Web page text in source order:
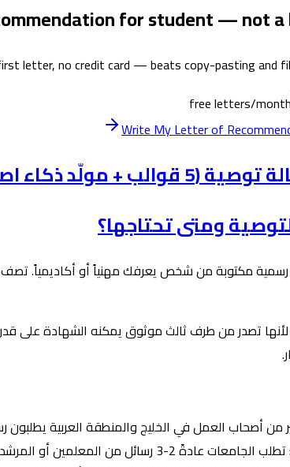
for student — not
letter, no credit card — beats copy-pasting and
Write My Letter of
ذكاء اصطناعي مجاني)
ومتى تحتاجها؟
رسمية مكتوبة من شخص يعرفك مهنياً أو أكاديمياً.
لأنها تصدر من طرف ثالث موثوق يمكنه الشهادة
من أصحاب العمل في الخليج والمنطقة العربية يطلبون
: تطلب الجامعات عادةً 2-3 رسائل من المعلمين أو المرشدين الأكاديميين